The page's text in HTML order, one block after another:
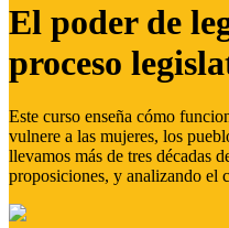
El poder de
proceso
Este curso enseña cómo
vulnere a las mujeres, los
llevamos más de tres décadas
proposiciones, y analizando el